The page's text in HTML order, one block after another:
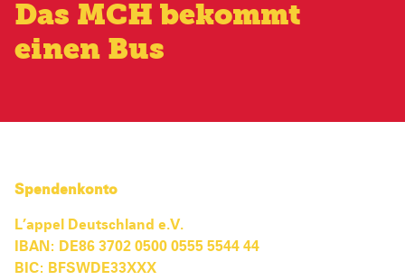
Das MCH bekommt
einen Bus
Spendenkonto
L’appel Deutschland e.V.
IBAN: DE86 3702 0500 0555 5544 44
BIC: BFSWDE33XXX